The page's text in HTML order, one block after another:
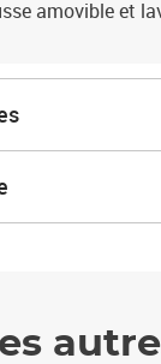
amovible et